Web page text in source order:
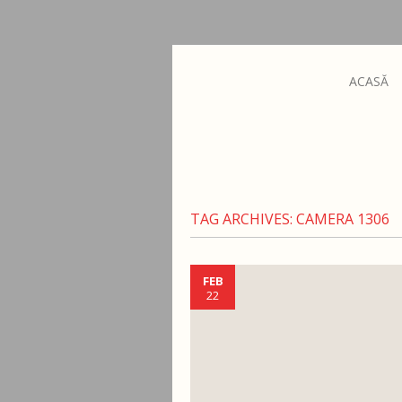
ACASĂ
TAG ARCHIVES: CAMERA 1306
FEB
22